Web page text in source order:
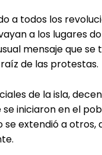
a todos los
a los lugares
mensaje que
de las protestas.
de la isla,
iniciaron en el
se extendió a